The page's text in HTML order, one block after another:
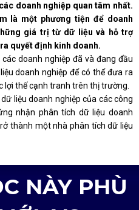
doanh nghiệp quan tâm nhất.
là một phương tiện để doanh
giá trị từ dữ liệu và hỗ trợ
quyết định kinh doanh.
doanh nghiệp đã và đang đầu
doanh nghiệp để có thể đưa ra
lợi thế cạnh tranh trên thị trường.
liệu doanh nghiệp của các công
nhận phân tích dữ liệu doanh
thành một nhà phân tích dữ liệu
NÀY PHÙ